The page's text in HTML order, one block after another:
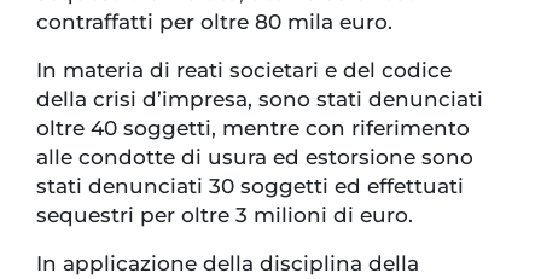
contraffatti per oltre 80 mila euro.
In materia di reati societari e del codice
della crisi d’impresa, sono stati denunciati
oltre 40 soggetti, mentre con riferimento
alle condotte di usura ed estorsione sono
stati denunciati 30 soggetti ed effettuati
sequestri per oltre 3 milioni di euro.
In applicazione della disciplina della